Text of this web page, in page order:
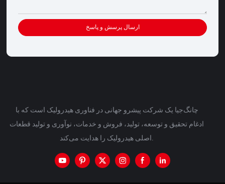
ارسال پرسش و پاسخ
چانگ‌جیا یک شرکت پیشرو جهانی در فناوری هیدرولیک است که با
ادغام تحقیق و توسعه، تولید، فروش و خدمات، نوآوری و تولید قطعات
اصلی هیدرولیک را هدایت می‌کند.